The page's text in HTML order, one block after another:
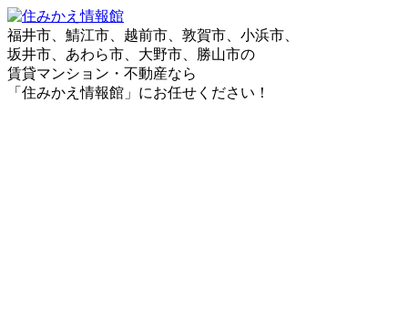
福井市、鯖江市、越前市、敦賀市、小浜市、
坂井市、あわら市、大野市、勝山市の
賃貸マンション・不動産なら
「住みかえ情報館」にお任せください！